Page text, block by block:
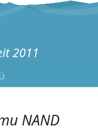
2011
NAND